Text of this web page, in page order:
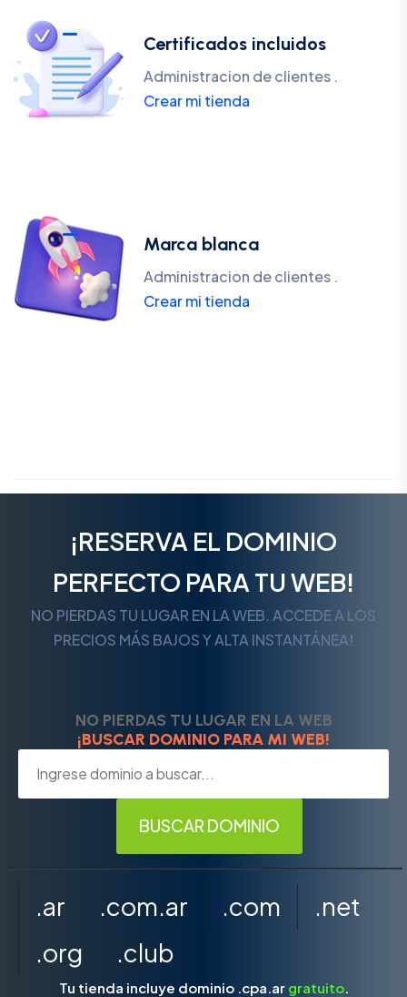
Certificados incluidos
Administracion de clientes .
Crear mi tienda
Marca blanca
Administracion de clientes .
Crear mi tienda
¡RESERVA EL DOMINIO
PERFECTO PARA TU WEB!
NO PIERDAS TU LUGAR EN LA WEB. ACCEDE A LOS
PRECIOS MÁS BAJOS Y ALTA INSTANTÁNEA!
NO PIERDAS TU LUGAR EN LA WEB
¡BUSCAR DOMINIO PARA MI WEB!
.ar .com.ar .com
.net
.org
.club
Tu tienda incluye dominio .cpa.ar gratuito.